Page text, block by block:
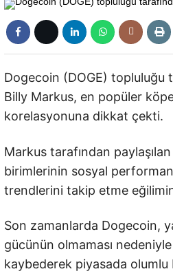
Dogecoin (DOGE) topluluğu
Billy Markus, en popüler
korelasyonuna dikkat çekti.
Markus tarafından
birimlerinin sosyal
trendlerini takip etme
Son zamanlarda Dogecoin,
gücünün olmaması
kaybederek piyasada